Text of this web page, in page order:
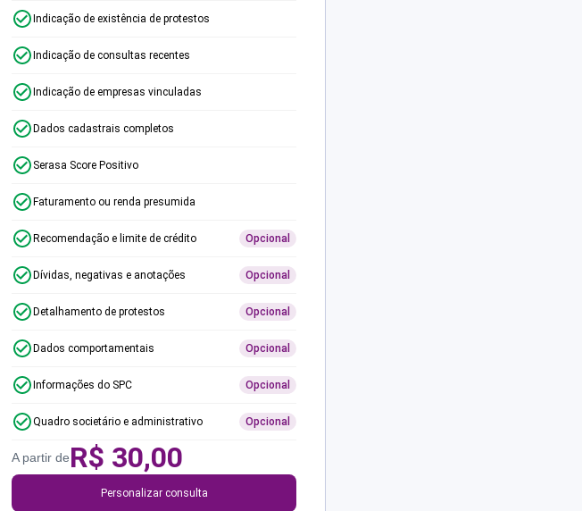
Indicação de existência de protestos
Indicação de consultas recentes
Indicação de empresas vinculadas
Dados cadastrais completos
Serasa Score Positivo
Faturamento ou renda presumida
Recomendação e limite de crédito Opcional
Dívidas, negativas e anotações Opcional
Detalhamento de protestos Opcional
Dados comportamentais Opcional
Informações do SPC Opcional
Quadro societário e administrativo Opcional
A partir deR$ 30,00
Personalizar consulta